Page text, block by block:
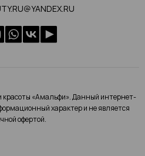
«Амальфи». Данный интернет-
характер и не является
офертой.